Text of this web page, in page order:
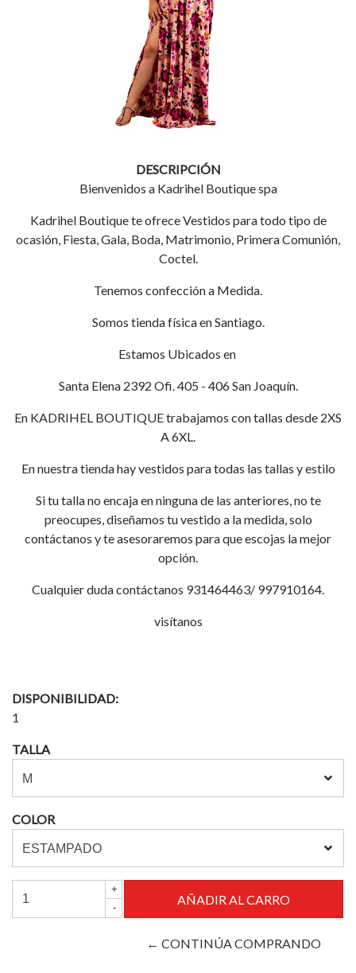
DESCRIPCIÓN
Bienvenidos a Kadrihel Boutique spa
Kadrihel Boutique te ofrece Vestidos para todo tipo de
ocasión, Fiesta, Gala, Boda, Matrimonio, Primera Comunión,
Coctel.
Tenemos confección a Medida.
Somos tienda física en Santiago.
Estamos Ubicados en
Santa Elena 2392 Ofi. 405 - 406 San Joaquín.
En KADRIHEL BOUTIQUE trabajamos con tallas desde 2XS
A 6XL.
En nuestra tienda hay vestidos para todas las tallas y estilo
Si tu talla no encaja en ninguna de las anteriores, no te
preocupes, diseñamos tu vestido a la medida, solo
contáctanos y te asesoraremos para que escojas la mejor
opción.
Cualquier duda contáctanos 931464463/ 997910164.
visítanos
DISPONIBILIDAD:
1
TALLA
COLOR
+
-
← CONTINÚA COMPRANDO